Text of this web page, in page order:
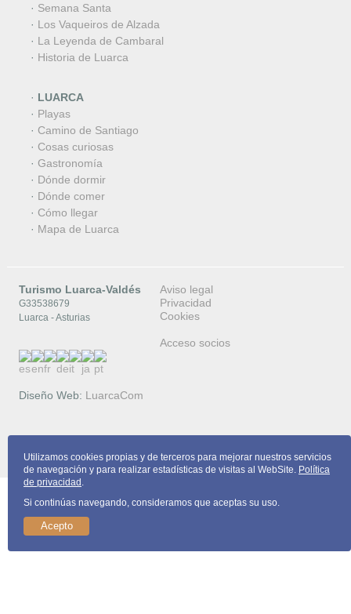
· Semana Santa
· Los Vaqueiros de Alzada
· La Leyenda de Cambaral
· Historia de Luarca
· LUARCA
· Playas
· Camino de Santiago
· Cosas curiosas
· Gastronomía
· Dónde dormir
· Dónde comer
· Cómo llegar
· Mapa de Luarca
Turismo Luarca-Valdés
G33538679
Luarca - Asturias
Aviso legal
Privacidad
Cookies
Acceso socios
Diseño Web: LuarcaCom
Copyright © 2026 Turismo Luarca-Valdés
Utilizamos cookies propias y de terceros para mejorar nuestros servicios
de navegación y para realizar estadísticas de visitas al WebSite. Política
de privacidad .
Si continúas navegando, consideramos que aceptas su uso.
Acepto